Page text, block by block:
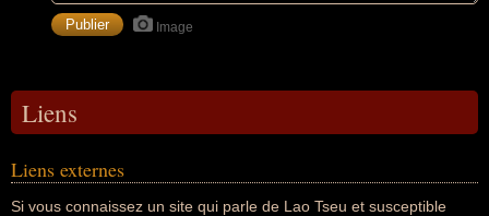
Image
Liens
Liens externes
Si vous connaissez un site qui parle de Lao Tseu et susceptible